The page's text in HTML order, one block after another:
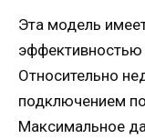
Эта модель
эффективностью
Относительно
подключением
Максимальное